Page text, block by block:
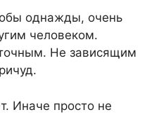
однажды, очень
человеком.
Не зависящим
Иначе просто не